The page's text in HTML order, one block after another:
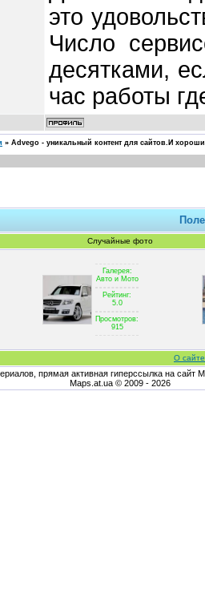
это
Число
десятками,
час работы
» Advego - уникальный контент для сайтов.И
Случайные фото
Галерея:
Авто и Мото
Рейтинг:
5.0
Просмотров:
915
О
прямая активная гиперссылка на сайт
Maps.at.ua © 2009 - 2026